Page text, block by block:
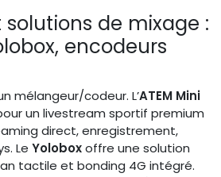
solutions de mixage :
encodeurs
mélangeur/codeur. L’ATEM Mini
un livestream sportif premium
direct, enregistrement,
Le Yoloboxoffre une solution
tactile et bonding 4G intégré.